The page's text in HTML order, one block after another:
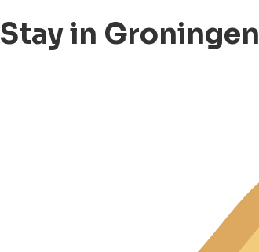
Stay in Groningen